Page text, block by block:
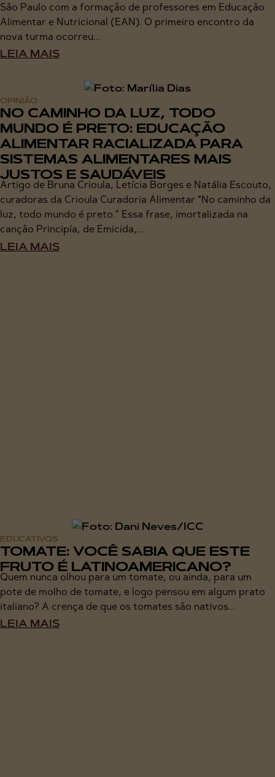
São Paulo com a formação de professores em Educação
Alimentar e Nutricional (EAN). O primeiro encontro da
nova turma ocorreu...
LEIA MAIS
OPINIÃO
NO CAMINHO DA LUZ, TODO
MUNDO É PRETO: EDUCAÇÃO
ALIMENTAR RACIALIZADA PARA
SISTEMAS ALIMENTARES MAIS
JUSTOS E SAUDÁVEIS
Artigo de Bruna Crioula, Letícia Borges e Natália Escouto,
curadoras da Crioula Curadoria Alimentar “No caminho da
luz, todo mundo é preto.” Essa frase, imortalizada na
canção Principía, de Emicida,...
LEIA MAIS
EDUCATIVOS
TOMATE: VOCÊ SABIA QUE ESTE
FRUTO É LATINOAMERICANO?
Quem nunca olhou para um tomate, ou ainda, para um
pote de molho de tomate, e logo pensou em algum prato
italiano? A crença de que os tomates são nativos...
LEIA MAIS